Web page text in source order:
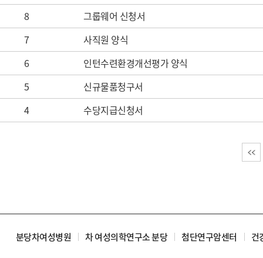
8
그룹웨어 신청서
7
사직원 양식
6
인턴수련환경개선평가 양식
5
신규물품청구서
4
수당지급신청서
분당차여성병원 차 여성의학연구소 분당 첨단연구암센터 건